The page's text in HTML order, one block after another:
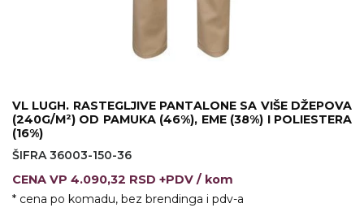
PRIVESCI
ALAT
ŠOLJE
TEHNOLOGIJA
GADŽETI
TEKSTIL
PANTALONE
VL LUGH. RASTEGLJIVE PANTALONE SA VIŠE DŽEPOVA
(240G/M²) OD PAMUKA (46%), EME (38%) I POLIESTERA
(16%)
ŠIFRA 36003-150-36
CENA VP 4.090,32 RSD +PDV / kom
* cena po komadu, bez brendinga i pdv-a